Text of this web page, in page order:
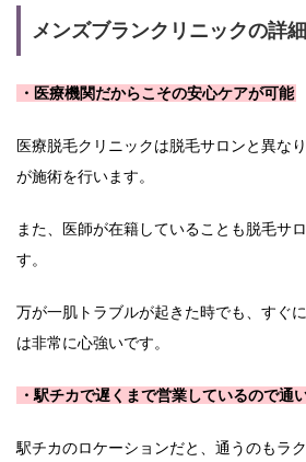
メンズブランクリニックの詳
・医療機関だからこその安心ケアが可能
医療脱毛クリニックは脱毛サロンと異な
が施術を行います。
また、医師が在籍していることも脱毛サ
す。
万が一肌トラブルが起きた時でも、すぐ
は非常に心強いです。
・駅チカで遅くまで営業しているので通
駅チカのロケーションだと、通うのもラク